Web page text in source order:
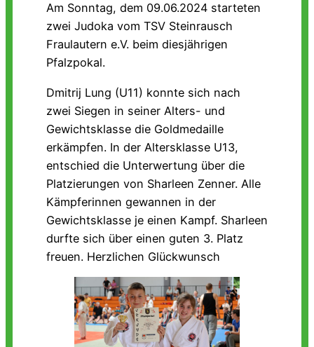
Am Sonntag, dem 09.06.2024 starteten
zwei Judoka vom TSV Steinrausch
Fraulautern e.V. beim diesjährigen
Pfalzpokal.
Dmitrij Lung (U11) konnte sich nach
zwei Siegen in seiner Alters- und
Gewichtsklasse die Goldmedaille
erkämpfen. In der Altersklasse U13,
entschied die Unterwertung über die
Platzierungen von Sharleen Zenner. Alle
Kämpferinnen gewannen in der
Gewichtsklasse je einen Kampf. Sharleen
durfte sich über einen guten 3. Platz
freuen. Herzlichen Glückwunsch